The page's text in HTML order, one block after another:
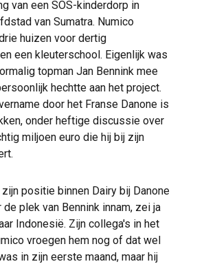
van een SOS-kinderdorp in
van Sumatra. Numico
huizen voor dertig
een kleuterschool. Eigenlijk was
topman Jan Bennink mee
hechtte aan het project.
door het Franse Danone is
onder heftige discussie over
miljoen euro die hij bij zijn
positie binnen Dairy bij Danone
plek van Bennink innam, zei ja
Indonesië. Zijn collega's in het
vroegen hem nog of dat wel
in zijn eerste maand, maar hij